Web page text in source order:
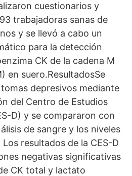
cuestionarios y
trabajadoras sanas de
y se llevó a cabo un
para la detección
CK de la cadena M
en suero.ResultadosSe
depresivos mediante
del Centro de Estudios
D) y se compararon con
de sangre y los niveles
resultados de la CES-D
negativas significativas
CK total y lactato